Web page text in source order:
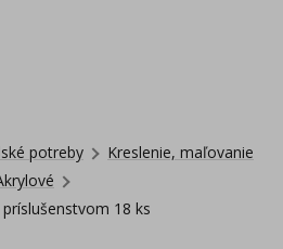
potreby
Kreslenie, maľovanie
18 ks